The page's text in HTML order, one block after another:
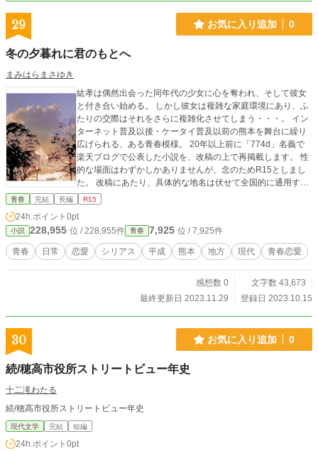
29 お気に入り追加 0
冬の夕暮れに君のもとへ
まみはらまさゆき
紘孝は偶然出会った同年代の少女に心を奪われ、そして彼女
と付き合い始める。 しかし彼女は複雑な家庭環境にあり、ふ
たりの交際はそれをさらに複雑化させてしまう・・・。 イン
ターネット普及以後・ケータイ普及以前の熊本を舞台に繰り
広げられる、ある青春模様。 20年以上前に「774d」名義で
楽天ブログで公表した小説を、改稿の上で再掲載します。 性
的な場面はわずかしかありませんが、念のためR15としまし
た。 改稿にあたり、具体的な地名は伏せて全国的に通用する
舞台にしようと思いましたが、故郷・熊本への愛着と、方言
に現在（2020年代）に時代を設定しようと思いましたが、熊
本地震以後、いろいろと変わってしまった熊本の風景を心の
なかでアップデートできず、1990年代後半のままとしまし
た。
青春 完結 長編 R15
24h.ポイント 0pt
小説 228,955 位 / 228,955件 青春 7,925 位 / 7,925件
青春 日常 恋愛 シリアス 平成 熊本 地方 現代 青春恋愛
感想数 0
文字数 43,673
最終更新日 2023.11.29
登録日 2023.10.15
30 お気に入り追加 0
続/穂高市役所ストリートビュー年史
十二滝わたる
続/穂高市役所ストリートビュー年史
現代文学 完結 短編
24h.ポイント 0pt